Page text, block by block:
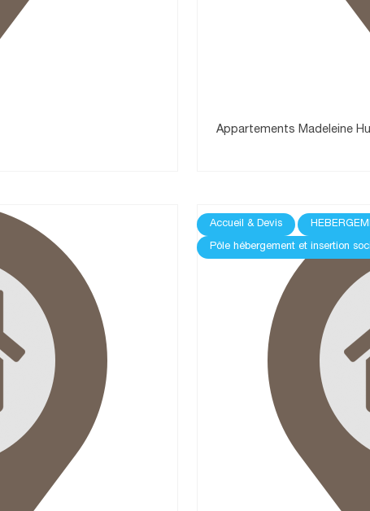
Appartements Madeleine
Accueil & Devis
Pôle hébergement et insertion